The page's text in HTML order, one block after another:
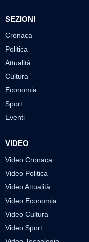
SEZIONI
Cronaca
Politica
Attualità
Cultura
Economia
Sport
Eventi
VIDEO
Video Cronaca
Video Politica
Video Attualità
Video Economia
Video Cultura
Video Sport